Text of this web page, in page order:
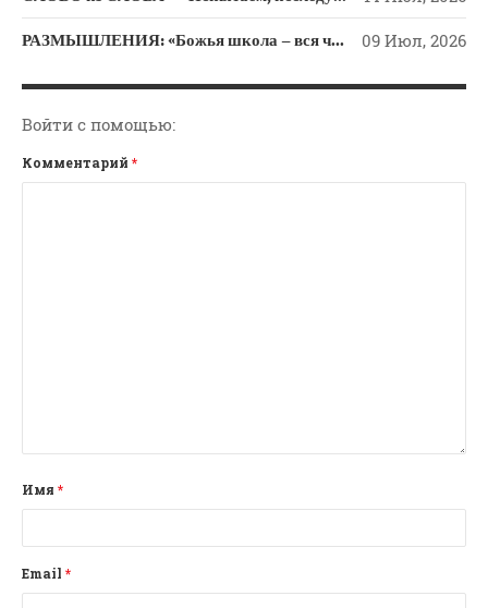
Семинар "Второе
Пришествие ИХ"
Слово Из Слова
Служение
РАЗМЫШЛЕНИЯ: «Божья школа – вся человеческая жизнь» 09 Июл, 2026
Войти с помощью:
Комментарий *
Имя *
Email *